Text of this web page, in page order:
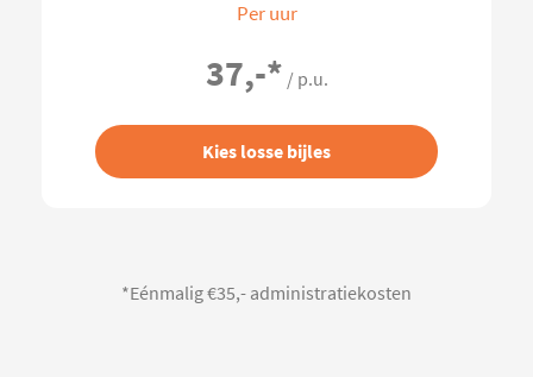
Per uur
37,-* / p.u.
Kies losse bijles
*Eénmalig €35,- administratiekosten